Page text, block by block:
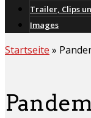
Trailer, Clips
Images
Startseite »